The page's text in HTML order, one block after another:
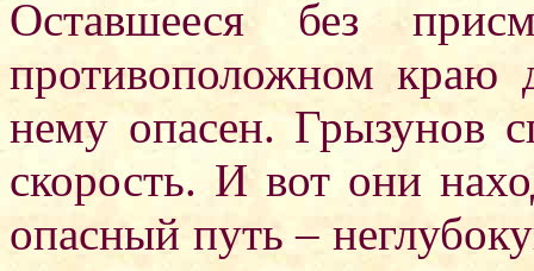
Оставшееся без
противоположном краю
нему опасен. Грызунов
скорость. И вот они
опасный путь –